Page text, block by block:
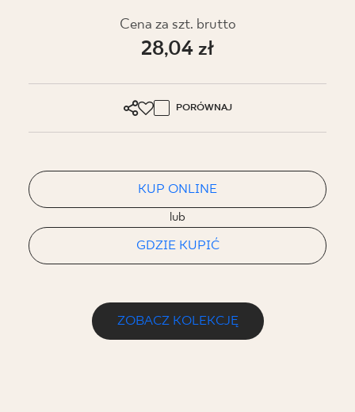
KONTAKT
EN SK DE UK
Cena za szt. brutto
28,04 zł
PORÓWNAJ
KUP ONLINE
lub
GDZIE KUPIĆ
ZOBACZ KOLEKCJĘ